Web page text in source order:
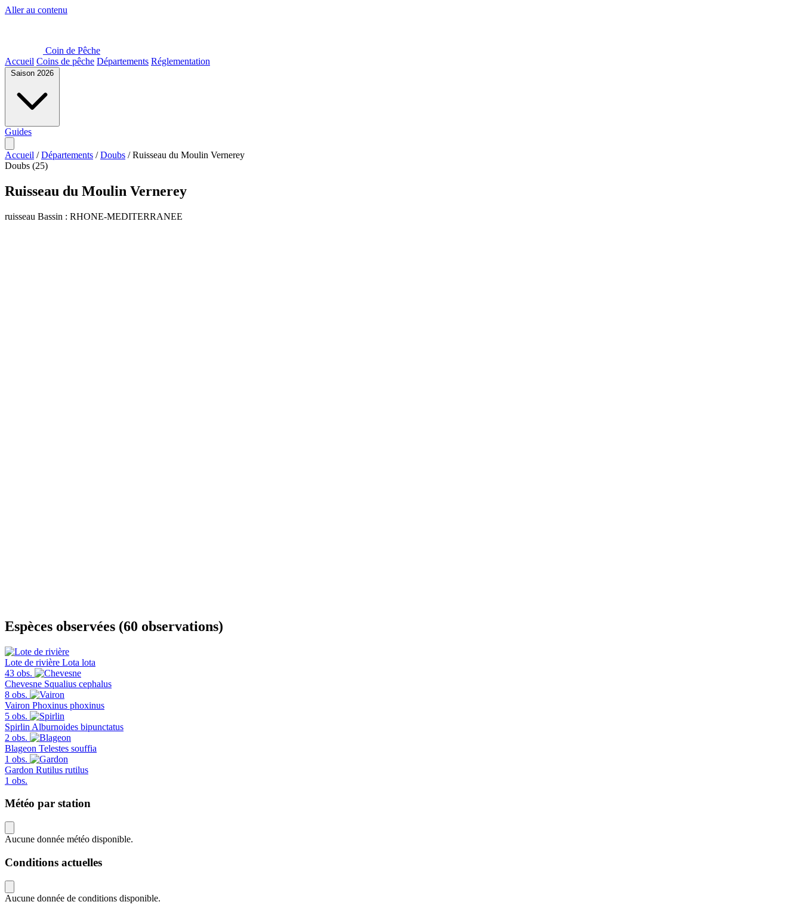
Aller au contenu
Coin de Pêche
Accueil Coins de pêche Départements Réglementation
Saison 2026
Guides
Accueil / Départements / Doubs / Ruisseau du Moulin Vernerey
Doubs (25)
Ruisseau du Moulin Vernerey
ruisseau Bassin : RHONE-MEDITERRANEE
Espèces observées (60 observations)
Lote de rivière Lota lota
43 obs.
Chevesne Squalius cephalus
8 obs.
Vairon Phoxinus phoxinus
5 obs.
Spirlin Alburnoides bipunctatus
2 obs.
Blageon Telestes souffia
1 obs.
Gardon Rutilus rutilus
1 obs.
Météo par station
Aucune donnée météo disponible.
Conditions actuelles
Aucune donnée de conditions disponible.